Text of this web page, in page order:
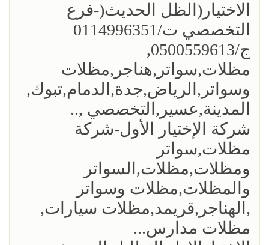
الاختيار(الظل الحديث(-فرع
التخصصي ت/0114996351
ج/0500559613,
مظلات,سواتر,هناجر,مظلات
وسواتر,الرياض,جدة,الدمام,تبوك,
المدينة,عسير,التخصصي ,..
شركة الإختيار الأول-شركة
مظلات,سواتر
ومظلات,مظلات,السواتر
والمظلات,مظلات وسواتر
,الهناجر,قريمد,مظلات سيارات,
مظلات مدارس...